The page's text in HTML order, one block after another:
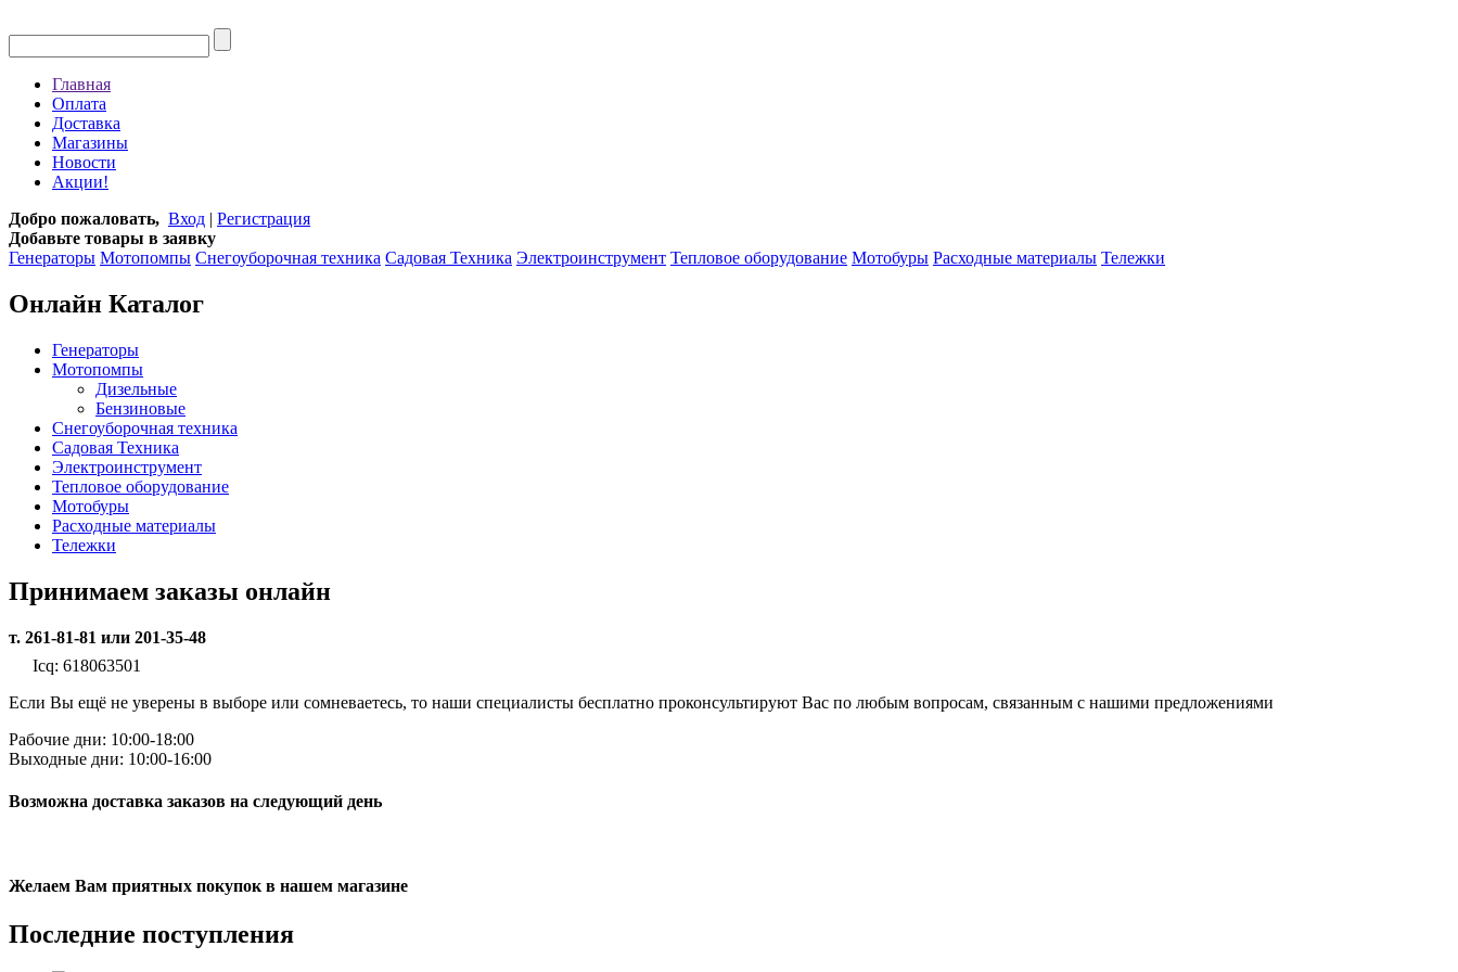
Главная
Оплата
Доставка
Магазины
Новости
Акции!
Добро пожаловать, Вход | Регистрация
Добавьте товары в заявку
Генераторы Мотопомпы Снегоуборочная техника Садовая Техника Электроинструмент Тепловое оборудование Мотобуры Расходные материалы Тележки
Онлайн Каталог
Генераторы
Мотопомпы
Дизельные
Бензиновые
Снегоуборочная техника
Садовая Техника
Электроинструмент
Тепловое оборудование
Мотобуры
Расходные материалы
Тележки
Принимаем заказы онлайн
т. 261-81-81 или 201-35-48
Icq: 618063501
Если Вы ещё не уверены в выборе или сомневаетесь, то наши специалисты бесплатно проконсультируют Вас по любым вопросам, связанным с нашими предложениями
Рабочие дни: 10:00-18:00
Выходные дни: 10:00-16:00
Возможна доставка заказов на следующий день
Желаем Вам приятных покупок в нашем магазине
Последние поступления